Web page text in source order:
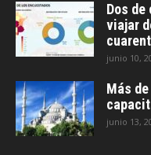
Dos
viajar
junio 10,
Más
junio 13,